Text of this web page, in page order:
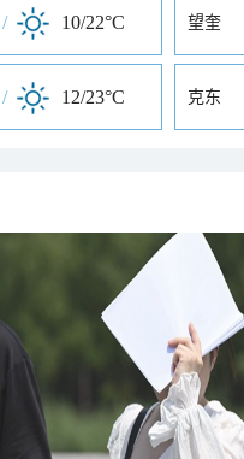
/ 10/22°C 望奎
/ 12/23°C 克东